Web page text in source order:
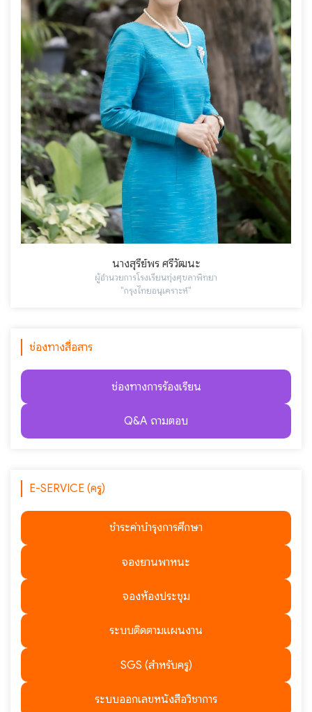
นางสุรีย์พร ศรีวัฒนะ
ผู้อำนวยการโรงเรียนทุ่งศุขลาพิทยา
"กรุงไทยอนุเคราะห์"
ช่องทางสื่อสาร
ช่องทางการร้องเรียน
Q&A ถามตอบ
E-SERVICE (ครู)
ชำระค่าบำรุงการศึกษา
จองยานพาหนะ
จองห้องประชุม
ระบบติดตามแผนงาน
SGS (สำหรับครู)
ระบบออกเลขหนังสือวิชาการ